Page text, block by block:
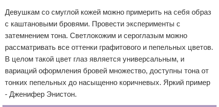
Девушкам со смуглой кожей можно примерить на себя образ
с каштановыми бровями. Провести эксперименты с
затемнением тона. Светлокожим и сероглазым можно
рассматривать все оттенки графитового и пепельных цветов.
В целом такой цвет глаз является универсальным, и
вариаций оформления бровей множество, доступны тона от
тонких пепельных до насыщенно коричневых. Яркий пример
- Дженифер Энистон.